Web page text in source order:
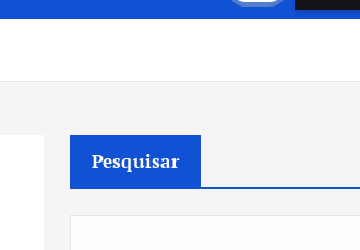
Pesquisar